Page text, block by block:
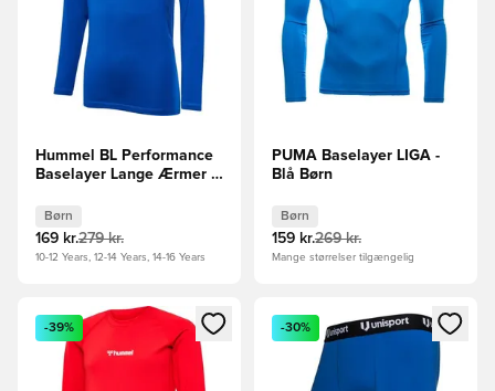
Hummel BL Performance
Baselayer Lange Ærmer -
Børn
169 kr.279 kr.
10-12 Years, 12-14 Years, 14-16 Years
PUMA Baselayer LIGA -
Blå Børn
Børn
159 kr.269 kr.
Mange størrelser tilgængelig
Åbner en Modal til at logge ind eller tilmelde dig som
-39%
Åbner en Modal til at logge
-30%